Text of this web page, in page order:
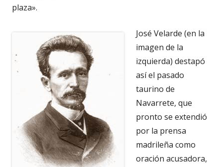
plaza».
José Velarde (en la
imagen de la
izquierda) destapó
así el pasado
taurino de
Navarrete, que
pronto se extendió
por la prensa
madrileña como
oración acusadora,